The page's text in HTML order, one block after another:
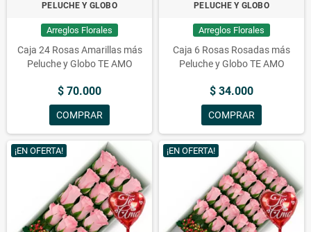
PELUCHE Y GLOBO
Arreglos Florales
Caja 24 Rosas Amarillas más
Peluche y Globo TE AMO
$ 70.000
COMPRAR
PELUCHE Y GLOBO
Arreglos Florales
Caja 6 Rosas Rosadas más
Peluche y Globo TE AMO
$ 34.000
COMPRAR
¡EN OFERTA! ¡EN OFERTA!